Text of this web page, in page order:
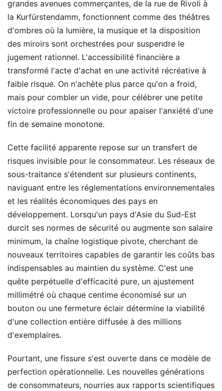
grandes avenues commerçantes, de la rue de Rivoli à
la Kurfürstendamm, fonctionnent comme des théâtres
d'ombres où la lumière, la musique et la disposition
des miroirs sont orchestrées pour suspendre le
jugement rationnel. L'accessibilité financière a
transformé l'acte d'achat en une activité récréative à
faible risque. On n'achète plus parce qu'on a froid,
mais pour combler un vide, pour célébrer une petite
victoire professionnelle ou pour apaiser l'anxiété d'une
fin de semaine monotone.
Cette facilité apparente repose sur un transfert de
risques invisible pour le consommateur. Les réseaux de
sous-traitance s'étendent sur plusieurs continents,
naviguant entre les réglementations environnementales
et les réalités économiques des pays en
développement. Lorsqu'un pays d'Asie du Sud-Est
durcit ses normes de sécurité ou augmente son salaire
minimum, la chaîne logistique pivote, cherchant de
nouveaux territoires capables de garantir les coûts bas
indispensables au maintien du système. C'est une
quête perpétuelle d'efficacité pure, un ajustement
millimétré où chaque centime économisé sur un
bouton ou une fermeture éclair détermine la viabilité
d'une collection entière diffusée à des millions
d'exemplaires.
Pourtant, une fissure s'est ouverte dans ce modèle de
perfection opérationnelle. Les nouvelles générations
de consommateurs, nourries aux rapports scientifiques